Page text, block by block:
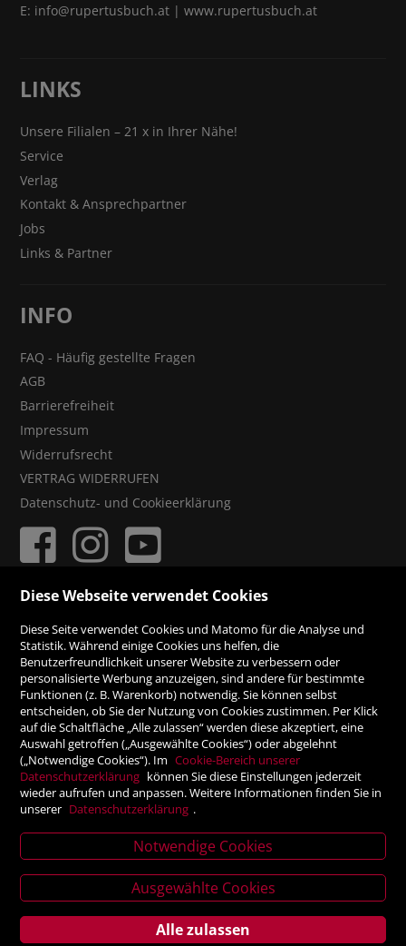
letter
E: info@rupertusbuch.at |www.rupertusbuch.at
LINKS
Unsere Filialen – 21 x in Ihrer Nähe!
Service
Verlag
Kontakt & Ansprechpartner
Jobs
Links & Partner
INFO
FAQ - Häufig gestellte Fragen
AGB
Barrierefreiheit
Impressum
Widerrufsrecht
VERTRAG WIDERRUFEN
Datenschutz- und Cookieerklärung
Rechnung
Vorauskasse
SICHER ONLINE SHOPPEN!
Diese Webseite verwendet Cookies
Diese Seite verwendet Cookies und Matomo für die Analyse und
Statistik. Während einige Cookies uns helfen, die
Benutzerfreundlichkeit unserer Website zu verbessern oder
personalisierte Werbung anzuzeigen, sind andere für bestimmte
Funktionen (z. B. Warenkorb) notwendig. Sie können selbst
entscheiden, ob Sie der Nutzung von Cookies zustimmen. Per Klick
auf die Schaltfläche „Alle zulassen“ werden diese akzeptiert, eine
Auswahl getroffen („Ausgewählte Cookies“) oder abgelehnt
(„Notwendige Cookies“). Im Cookie-Bereich unserer
Datenschutzerklärung können Sie diese Einstellungen jederzeit
wieder aufrufen und anpassen. Weitere Informationen finden Sie in
unserer Datenschutzerklärung .
Notwendige Cookies
Ausgewählte Cookies
Alle zulassen